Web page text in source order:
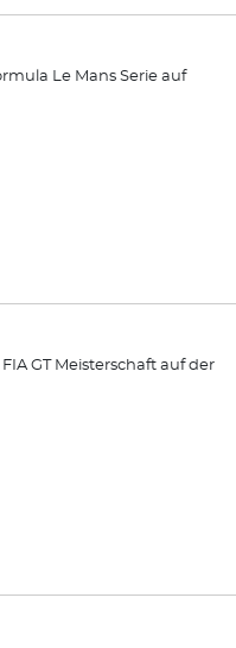
Le Mans Serie auf
GT Meisterschaft auf der